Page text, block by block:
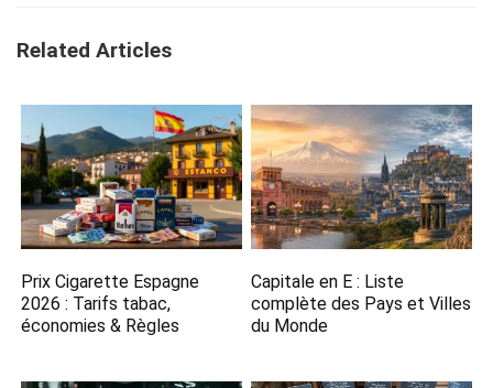
Related Articles
Prix Cigarette Espagne
2026​ : Tarifs tabac,
économies & Règles
Capitale en E​ : Liste
complète des Pays et Villes
du Monde